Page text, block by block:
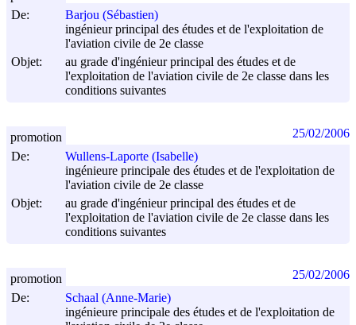
De:
Barjou (Sébastien)
ingénieur principal des études et de l'exploitation de
l'aviation civile de 2e classe
Objet:
au grade d'ingénieur principal des études et de
l'exploitation de l'aviation civile de 2e classe dans les
conditions suivantes
De:
Wullens-Laporte (Isabelle)
ingénieure principale des études et de l'exploitation de
l'aviation civile de 2e classe
Objet:
au grade d'ingénieur principal des études et de
l'exploitation de l'aviation civile de 2e classe dans les
conditions suivantes
promotion 25/02/2006
De:
Schaal (Anne-Marie)
ingénieure principale des études et de l'exploitation de
promotion 25/02/2006